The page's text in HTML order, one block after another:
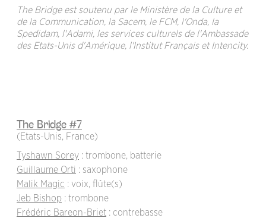
The Bridge est soutenu par le Ministère de la Culture et
de la Communication, la Sacem, le FCM, l'Onda, la
Spedidam, l'Adami, les services culturels de l'Ambassade
des Etats-Unis d'Amérique, l'Institut Français et Intencity.
The Bridge #7
(Etats-Unis, France)
Tyshawn Sorey : trombone, batterie
Guillaume Orti : saxophone
Malik Magic : voix, flûte(s)
Jeb Bishop : trombone
Frédéric Bareon-Briet : contrebasse